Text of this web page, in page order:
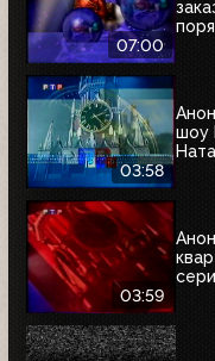
07:00
03:58
шоу
03:59